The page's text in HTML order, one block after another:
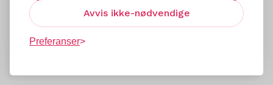
Avvis ikke-nødvendige
Preferanser